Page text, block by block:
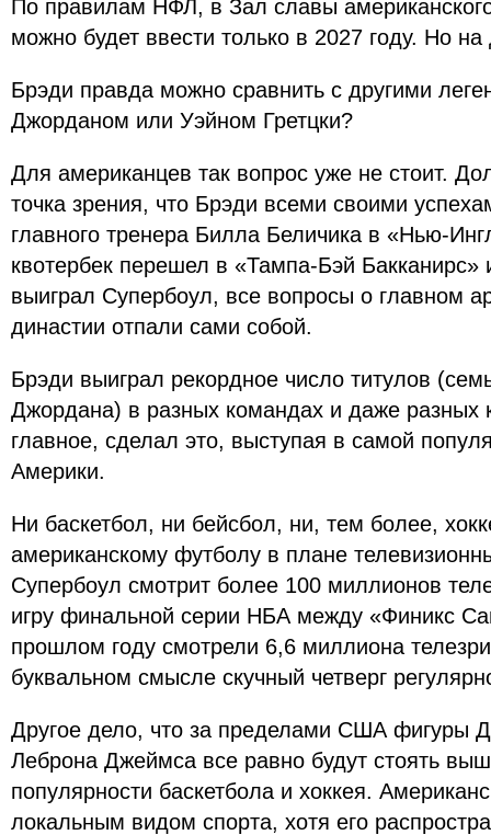
По правилам НФЛ, в Зал славы
можно будет ввести только в 2027 году. Но
Брэди правда можно сравнить с другими
Джорданом или Уэйном Гретцки?
Для американцев так вопрос уже не стоит.
точка зрения, что Брэди всеми своими
главного тренера Билла Беличика в «Нью-
квотербек перешел в «Тампа-Бэй Бакканирс»
выиграл Супербоул, все вопросы о главном
династии отпали сами собой.
Брэди выиграл рекордное число титулов
Джордана) в разных командах и даже разных
главное, сделал это, выступая в самой
Америки.
Ни баскетбол, ни бейсбол, ни, тем более,
американскому футболу в плане
Супербоул смотрит более 100 миллионов
игру финальной серии НБА между «Финикс
прошлом году смотрели 6,6 миллиона
буквальном смысле скучный четверг
Другое дело, что за пределами США фигуры
Леброна Джеймса все равно будут стоять
популярности баскетбола и хоккея.
локальным видом спорта, хотя его